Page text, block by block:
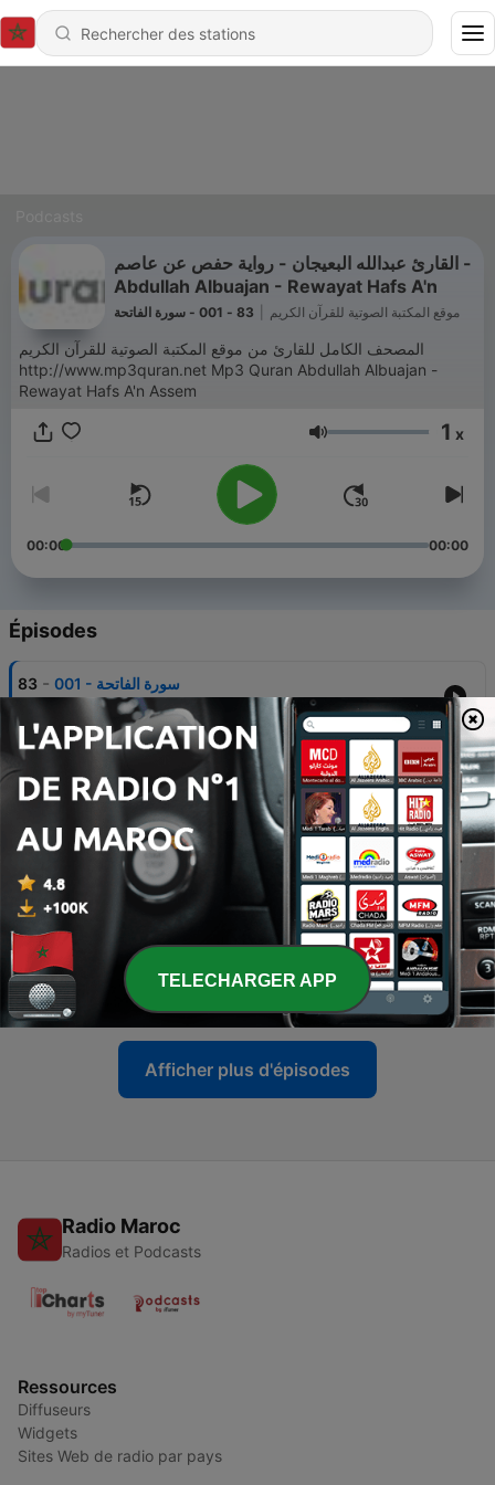
القارئ عبدالله البعيجان - رواية حفص عن عاصم -
Abdullah Albuajan - Rewayat Hafs A'n
موقع المكتبة الصوتية للقرآن الكريم 83 - 001 - سورة الفاتحة
المصحف الكامل للقارئ من موقع المكتبة الصوتية للقرآن الكريم
http://www.mp3quran.net Mp3 Quran Abdullah Albuajan -
Rewayat Hafs A'n Assem
Volume 1 x
00:00 00:00
Épisodes
83 - 001 - سورة الفاتحة
27 oct. 2010
82 - 008 - سورة الأنفال
27 oct. 2010
81 - 010 - سورة يونس
27 oct. 2010
80 - 011 - سورة هود
27 oct. 2010
79 - 013 - سورة الرعد
27 oct. 2010
Afficher plus d'épisodes
Radio Maroc
Radios et Podcasts
Ressources
Diffuseurs
Widgets
Sites Web de radio par pays
TELECHARGER APP